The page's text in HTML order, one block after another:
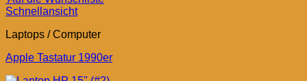
Schnellansicht
Laptops / Computer
Apple Tastatur 1990er